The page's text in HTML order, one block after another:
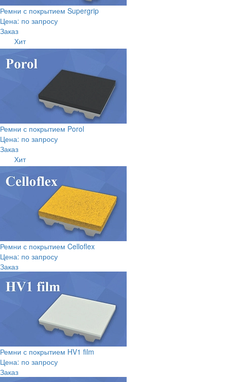
Ремни с покрытием Supergrip
Цена: по запросу
Заказ
Хит
Ремни с покрытием Porol
Цена: по запросу
Заказ
Хит
Ремни с покрытием Celloflex
Цена: по запросу
Заказ
Ремни с покрытием HV1 film
Цена: по запросу
Заказ